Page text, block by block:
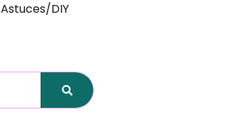
Astuces/DIY